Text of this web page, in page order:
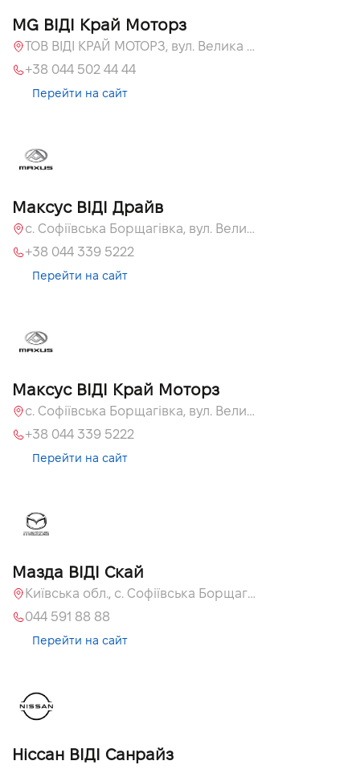
MG ВІДІ Край Моторз
ТОВ ВІДІ КРАЙ МОТОРЗ, вул. Велика Кільцева, 60а
+38 044 502 44 44
Перейти на сайт
Максус ВІДІ Драйв
с. Софіївська Борщагівка, вул. Велика Кільцева, 60а
+38 044 339 5222
Перейти на сайт
Максус ВІДІ Край Моторз
с. Софіївська Борщагівка, вул. Велика Кільцева, 60а
+38 044 339 5222
Перейти на сайт
Мазда ВІДІ Скай
Київська обл., с. Софіївська Борщагівка, вул. Велика Кільцева, 60 А
044 591 88 88
Перейти на сайт
Ніссан ВІДІ Санрайз